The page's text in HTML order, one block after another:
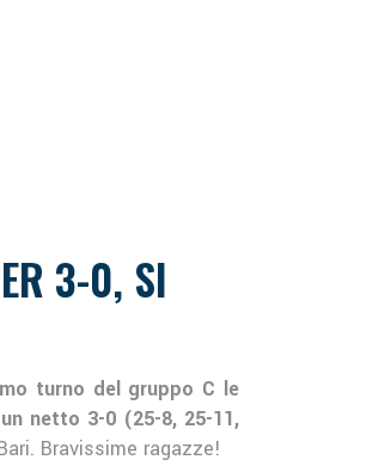
3-0, SI
turno del gruppo C le
netto 3-0 (25-8, 25-11,
Bravissime ragazze!